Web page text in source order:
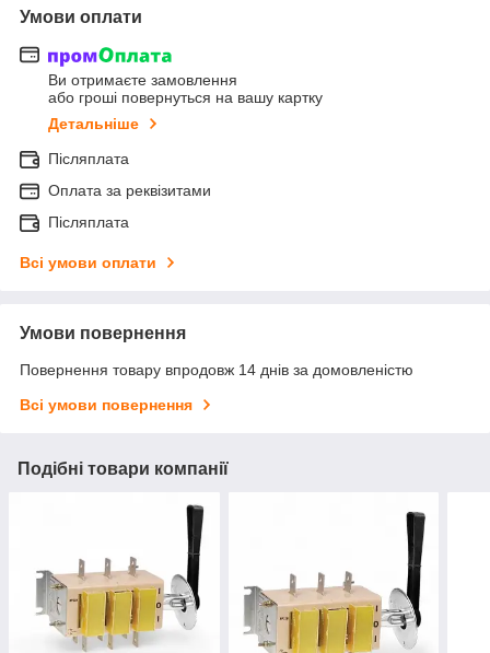
Умови оплати
Ви отримаєте замовлення
або гроші повернуться на вашу картку
Детальніше
Післяплата
Оплата за реквізитами
Післяплата
Всі умови оплати
Умови повернення
Повернення товару впродовж 14 днів за домовленістю
Всі умови повернення
Подібні товари компанії